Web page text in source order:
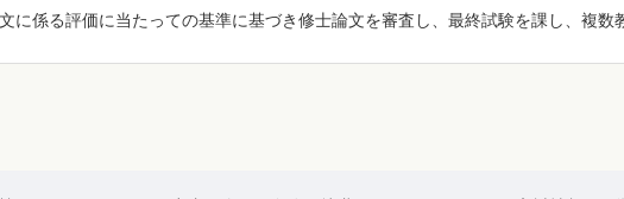
に係る評価に当たっての基準に基づき修士論文を審査し、最終試験を課し、複数